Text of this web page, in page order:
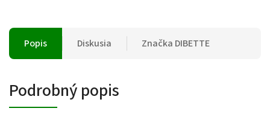
Popis Diskusia Značka DIBETTE
Podrobný popis